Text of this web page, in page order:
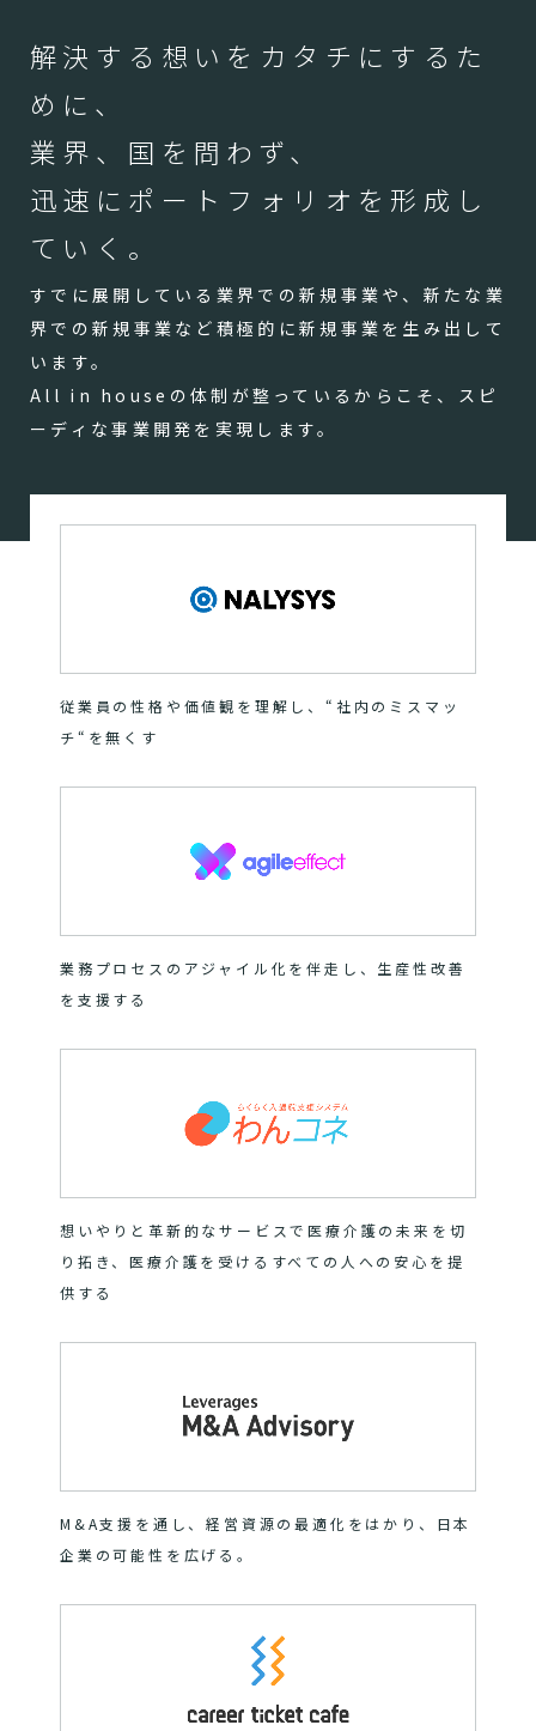
解決する想いをカタチにするた
めに、
業界、国を問わず、
迅速にポートフォリオを形成し
ていく。
すでに展開している業界での新規事業や、新たな業
界での新規事業など積極的に新規事業を生み出して
います。
All in houseの体制が整っているからこそ、スピ
ーディな事業開発を実現します。
従業員の性格や価値観を理解し、“社内のミスマッ
チ“を無くす
業務プロセスのアジャイル化を伴走し、生産性改善
を支援する
想いやりと革新的なサービスで医療介護の未来を切
り拓き、医療介護を受けるすべての人への安心を提
供する
M&A支援を通し、経営資源の最適化をはかり、日本
企業の可能性を広げる。